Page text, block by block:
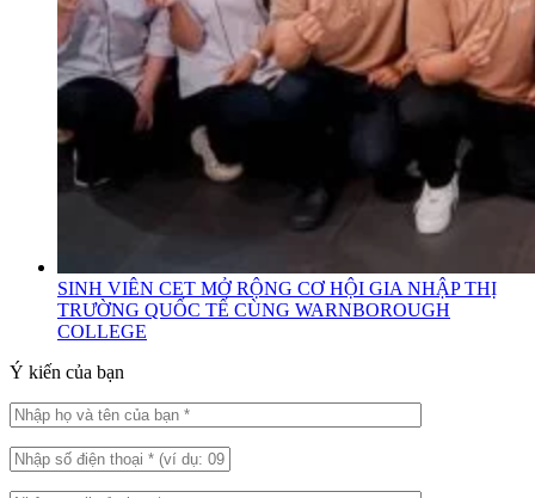
SINH VIÊN CET MỞ RỘNG CƠ HỘI GIA NHẬP THỊ
TRƯỜNG QUỐC TẾ CÙNG WARNBOROUGH
COLLEGE
Ý kiến của bạn